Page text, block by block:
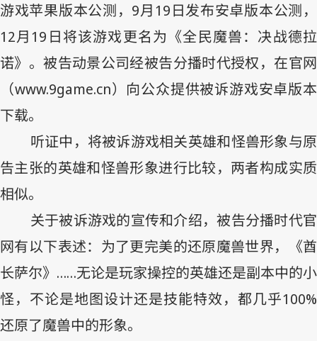
游戏苹果版本公测， 9月 19日发布安卓版本公测，
12月 19 日将该游戏更名为《全民魔兽：决战德拉
诺》。被告动景公司经被告分播时代授权，在官网
（www.9game.cn）向公众提供被诉游戏安卓版本
下载。
听证中，将被诉游戏相关英雄和怪兽形象与原
告主张的英雄和怪兽形象进行比较，两者构成实质
相似。
关于被诉游戏的宣传和介绍，被告分播时代官
网有以下表述：为了更完美的还原魔兽世界，《酋
长萨尔》……无论是玩家操控的英雄还是副本中的小
怪，不论是地图设计还是技能特效，都几乎100%
还原了魔兽中的形象。